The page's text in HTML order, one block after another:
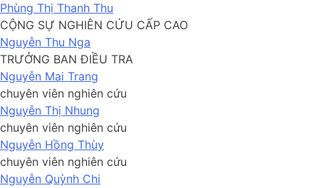
Phùng Thị Thanh Thu
CỘNG SỰ NGHIÊN CỨU CẤP CAO
Nguyễn Thu Nga
TRƯỞNG BAN ĐIỀU TRA
Nguyễn Mai Trang
chuyên viên nghiên cứu
Nguyễn Thị Nhung
chuyên viên nghiên cứu
Nguyễn Hồng Thùy
chuyên viên nghiên cứu
Nguyễn Quỳnh Chi